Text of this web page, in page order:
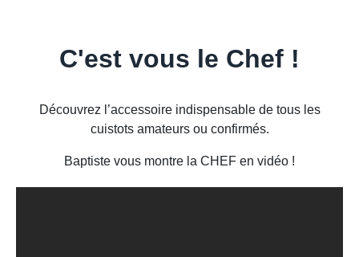
C'est vous le Chef !
Découvrez l’accessoire indispensable de tous les
cuistots amateurs ou confirmés.
Baptiste vous montre la CHEF en vidéo !